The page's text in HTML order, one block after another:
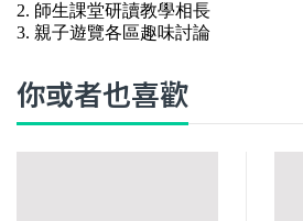
2. 師生課堂研讀教學相長
3. 親子遊覽各區趣味討論
你或者也喜歡